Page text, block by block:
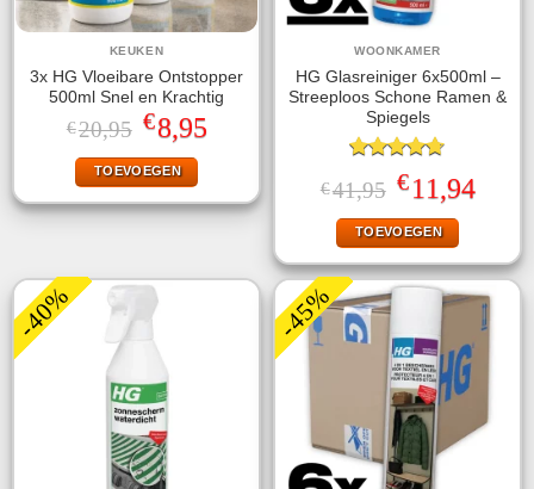
KEUKEN
3x HG Vloeibare Ontstopper
500ml Snel en Krachtig
€20,95 Oorspronkelijke
prijs
was:
€20,95.
€8,95Huidige
prijs
TOEVOEGEN
WOONKAMER
HG Glasreiniger 6x500ml –
Streeploos Schone Ramen &
Spiegels
Gewaardeerd
4.67uit 5
€41,95 Oorspronkelijke
prijs
was:
€41,95.
€11,94Huidige
prijs
TOEVOEGEN
-40% -45%